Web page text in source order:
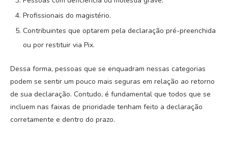
Profissionais do magistério.
Contribuintes que optarem pela declaração pré-preenchida
ou por restituir via Pix.
Dessa forma, pessoas que se enquadram nessas categorias
podem se sentir um pouco mais seguras em relação ao retorno
de sua declaração. Contudo, é fundamental que todos que se
incluem nas faixas de prioridade tenham feito a declaração
corretamente e dentro do prazo.